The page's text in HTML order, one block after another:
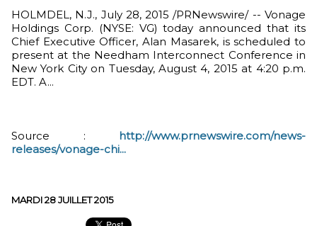
HOLMDEL, N.J., July 28, 2015 /PRNewswire/ -- Vonage
Holdings Corp. (NYSE: VG) today announced that its
Chief Executive Officer, Alan Masarek, is scheduled to
present at the Needham Interconnect Conference in
New York City on Tuesday, August 4, 2015 at 4:20 p.m.
EDT. A...
Source : http://www.prnewswire.com/news-
releases/vonage-chi...
MARDI 28 JUILLET 2015